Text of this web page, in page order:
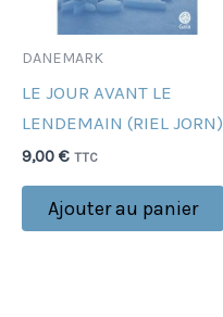
DANEMARK
LE JOUR AVANT LE
LENDEMAIN (RIEL JORN)
9,00 € TTC
Ajouter au panier